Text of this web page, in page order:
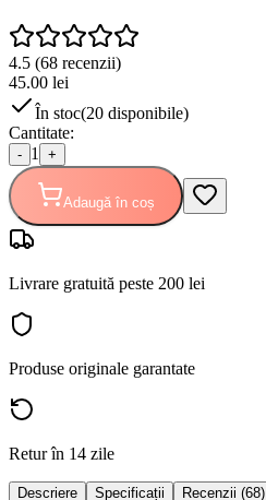
4.5 (68 recenzii)
45.00 lei
În stoc(20 disponibile)
Cantitate:
- 1 +
Adaugă în coș
Livrare gratuită peste 200 lei
Produse originale garantate
Retur în 14 zile
Descriere Specificații Recenzii (68)